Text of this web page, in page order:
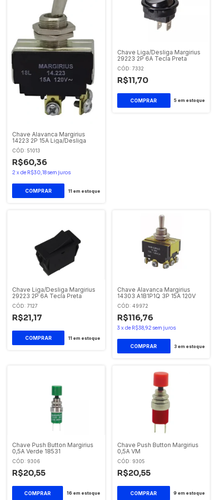
Chave Alavanca Margirius
14223 2P 15A Liga/Desliga
CÓD: 51013
R$60,36
2 x de R$30,18sem juros
11 em estoque
Chave Liga/Desliga Margirius
29223 2P 6A Tecla Preta
CÓD: 7332
R$11,70
5 em estoque
Chave Liga/Desliga Margirius
29223 2P 6A Tecla Preta
CÓD: 7127
R$21,17
11 em estoque
Chave Alavanca Margirius
14303 A1B1P1Q 3P 15A 120V
CÓD: 49972
R$116,76
3 x de R$38,92 sem juros
3em estoque
Chave Push Button Margirius
0,5A Verde 18531
CÓD: 9306
R$20,55
16 em estoque
Chave Push Button Margirius
0,5A VM
CÓD: 9305
R$20,55
9 em estoque